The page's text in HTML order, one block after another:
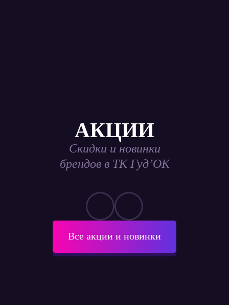
АКЦИИ
Скидки и новинки
брендов в ТК Гуд’ОК
Все акции и новинки